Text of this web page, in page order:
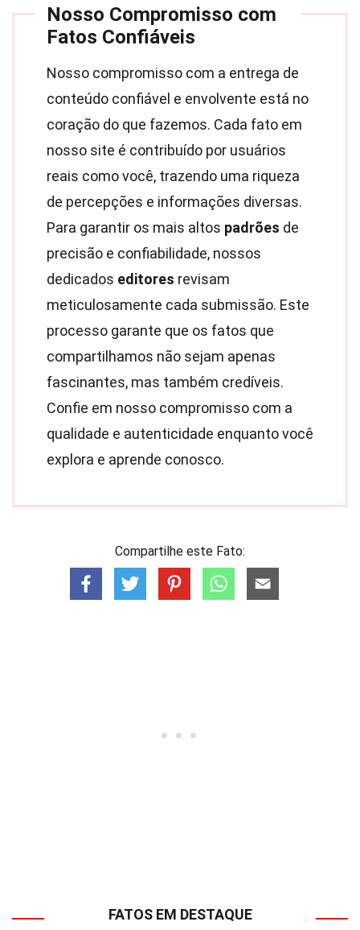
Nosso Compromisso com
Fatos Confiáveis
Nosso compromisso com a entrega de
conteúdo confiável e envolvente está no
coração do que fazemos. Cada fato em
nosso site é contribuído por usuários
reais como você, trazendo uma riqueza
de percepções e informações diversas.
Para garantir os mais altos padrões de
precisão e confiabilidade, nossos
dedicados editores revisam
meticulosamente cada submissão. Este
processo garante que os fatos que
compartilhamos não sejam apenas
fascinantes, mas também credíveis.
Confie em nosso compromisso com a
qualidade e autenticidade enquanto você
explora e aprende conosco.
Compartilhe este Fato:
FATOS EM DESTAQUE